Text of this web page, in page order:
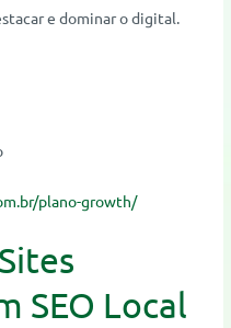
e dominar o digital.
plano-growth/
SEO Local